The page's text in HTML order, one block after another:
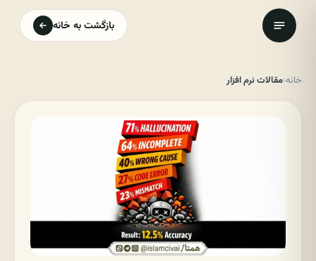
بازگشت به خانه
خانه‹مقالات نرم افزار